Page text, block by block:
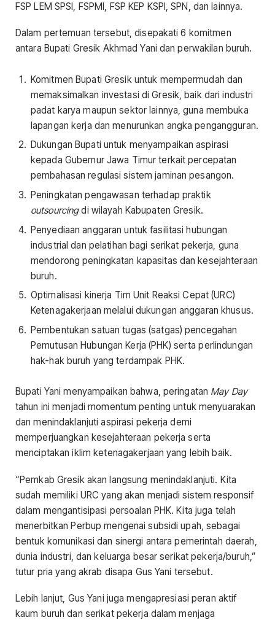
FSP LEM SPSI, FSPMI, FSP KEP KSPI, SPN, dan lainnya.
Dalam pertemuan tersebut, disepakati 6 komitmen
antara Bupati Gresik Akhmad Yani dan perwakilan buruh.
Komitmen Bupati Gresik untuk mempermudah dan
memaksimalkan investasi di Gresik, baik dari industri
padat karya maupun sektor lainnya, guna membuka
lapangan kerja dan menurunkan angka pengangguran.
Dukungan Bupati untuk menyampaikan aspirasi
kepada Gubernur Jawa Timur terkait percepatan
pembahasan regulasi sistem jaminan pesangon.
Peningkatan pengawasan terhadap praktik
outsourcingdi wilayah Kabupaten Gresik.
Penyediaan anggaran untuk fasilitasi hubungan
industrial dan pelatihan bagi serikat pekerja, guna
mendorong peningkatan kapasitas dan kesejahteraan
buruh.
Optimalisasi kinerja Tim Unit Reaksi Cepat (URC)
Ketenagakerjaan melalui dukungan anggaran khusus.
Pembentukan satuan tugas (satgas) pencegahan
Pemutusan Hubungan Kerja (PHK) serta perlindungan
hak-hak buruh yang terdampak PHK.
Bupati Yani menyampaikan bahwa, peringatan May Day
tahun ini menjadi momentum penting untuk menyuarakan
dan menindaklanjuti aspirasi pekerja demi
memperjuangkan kesejahteraan pekerja serta
menciptakan iklim ketenagakerjaan yang lebih baik.
“Pemkab Gresik akan langsung menindaklanjuti. Kita
sudah memiliki URC yang akan menjadi sistem responsif
dalam mengantisipasi persoalan PHK. Kita juga telah
menerbitkan Perbup mengenai subsidi upah, sebagai
bentuk komunikasi dan sinergi antara pemerintah daerah,
dunia industri, dan keluarga besar serikat pekerja/buruh,”
tutur pria yang akrab disapa Gus Yani tersebut.
Lebih lanjut, Gus Yani juga mengapresiasi peran aktif
kaum buruh dan serikat pekerja dalam menjaga